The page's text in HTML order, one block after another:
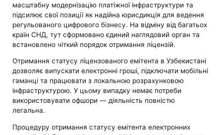
масштабну модернізацію платіжної інфраструктури та
підсилює свої позиції як надійна юрисдикція для ведення
регульованого цифрового бізнесу. На відміну від багатьох
країн СНД, тут сформовано єдиний наглядовий орган та
встановлено чіткий порядок отримання ліцензій.
Отримання статусу ліцензованого емітента в Узбекистані
дозволяє випускати електронні гроші, підключати мобільні
гаманці та працювати з локальною розрахунковою
інфраструктурою. У цьому випадку немає потреби
використовувати офшори — діяльність повністю
легальна.
Процедуру отримання статусу емітента електронних